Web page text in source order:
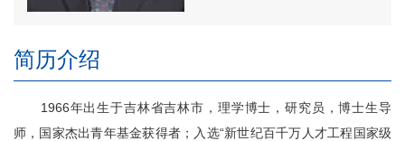
简历介绍
1966年出生于吉林省吉林市，理学博士，研究员，博士生导
师，国家杰出青年基金获得者；入选“新世纪百千万人才工程国家级